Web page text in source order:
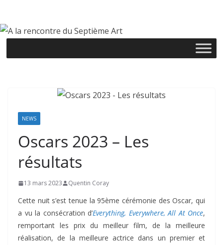
contenu
NEWS
Oscars 2023 – Les
résultats
13 mars 2023 Quentin Coray
Cette nuit s’est tenue la 95ème cérémonie des Oscar, qui
a vu la consécration d’Everything, Everywhere, All At Once,
remportant les prix du meilleur film, de la meilleure
réalisation, de la meilleure actrice dans un premier et